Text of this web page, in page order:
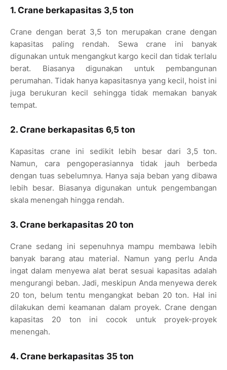
1. Crane berkapasitas 3,5 ton
Crane dengan berat 3,5 ton merupakan crane dengan
kapasitas paling rendah. Sewa crane ini banyak
digunakan untuk mengangkut kargo kecil dan tidak terlalu
berat. Biasanya digunakan untuk pembangunan
perumahan. Tidak hanya kapasitasnya yang kecil, hoist ini
juga berukuran kecil sehingga tidak memakan banyak
tempat.
2. Crane berkapasitas 6,5 ton
Kapasitas crane ini sedikit lebih besar dari 3,5 ton.
Namun, cara pengoperasiannya tidak jauh berbeda
dengan tuas sebelumnya. Hanya saja beban yang dibawa
lebih besar. Biasanya digunakan untuk pengembangan
skala menengah hingga rendah.
3. Crane berkapasitas 20 ton
Crane sedang ini sepenuhnya mampu membawa lebih
banyak barang atau material. Namun yang perlu Anda
ingat dalam menyewa alat berat sesuai kapasitas adalah
mengurangi beban. Jadi, meskipun Anda menyewa derek
20 ton, belum tentu mengangkat beban 20 ton. Hal ini
dilakukan demi keamanan dalam proyek. Crane dengan
kapasitas 20 ton ini cocok untuk proyek-proyek
menengah.
4. Crane berkapasitas 35 ton